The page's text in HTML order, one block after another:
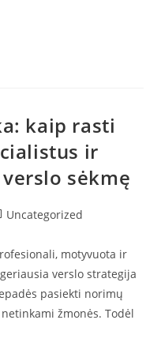
kaip rasti
ir
sėkmę
Uncategorized
motyvuota ir
verslo strategija
pasiekti norimų
žmonės. Todėl